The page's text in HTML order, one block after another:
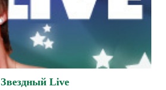
Звездный Live